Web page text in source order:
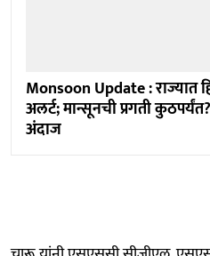
Monsoon Update : राज्यात
अलर्ट; मान्सूनची प्रगती
अंदाज